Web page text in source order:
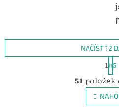
O
v
l
á
NAČÍST 12
S
t
r
á
n
k
1 5
51položek